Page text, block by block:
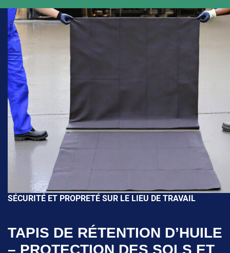
SÉCURITÉ ET PROPRETÉ SUR LE LIEU DE TRAVAIL
TAPIS DE RÉTENTION D’HUILE
– PROTECTION DES SOLS ET